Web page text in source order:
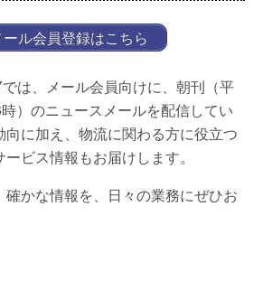
ール会員登録はこちら
は、メール会員向けに、朝刊（平
）のニュースメールを配信してい
向に加え、物流に関わる方に役立つ
ビス情報もお届けします。
確かな情報を、日々の業務にぜひお